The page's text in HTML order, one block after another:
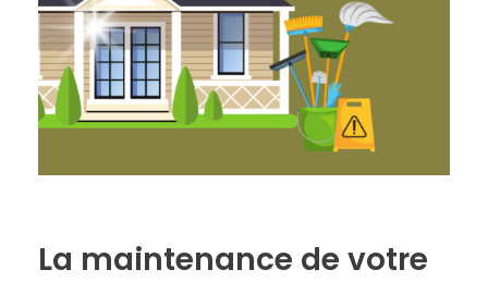
La maintenance de votre